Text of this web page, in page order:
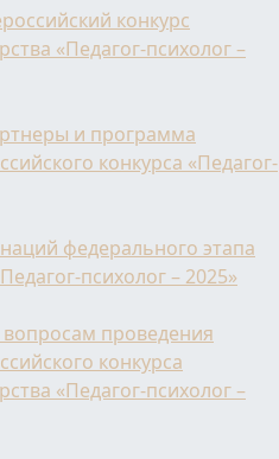
конкурс
«Педагог-психолог –
и программа
конкурса «Педагог-
федерального этапа
психолог – 2025»
проведения
конкурса
«Педагог-психолог –